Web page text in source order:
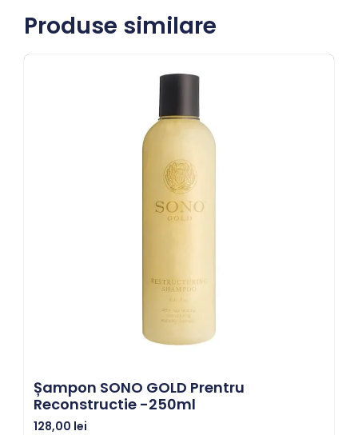
Produse similare
Șampon SONO GOLD Prentru
Reconstructie -250ml
128,00 lei